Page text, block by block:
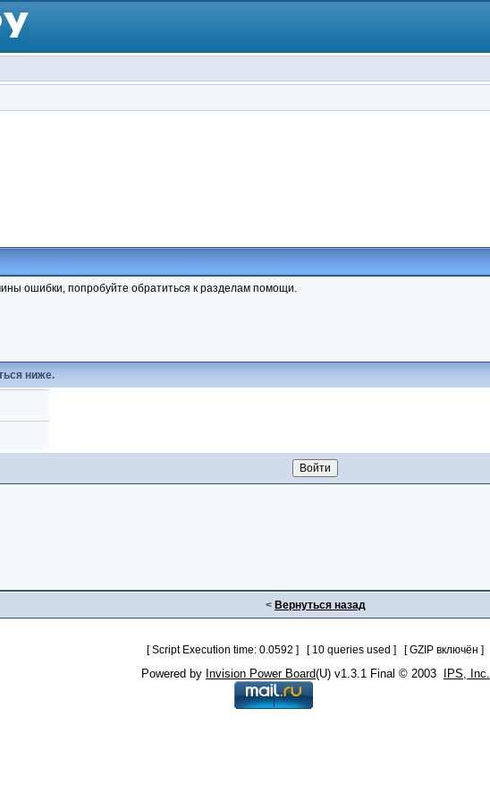
ошибки, попробуйте обратиться к разделам помощи.
ниже.
< Вернуться назад
[ Script Execution time: 0.0592 ] [ 10 queries used ] [ GZIP включён ]
Powered by Invision Power Board(U) v1.3.1 Final © 2003 IPS, Inc.